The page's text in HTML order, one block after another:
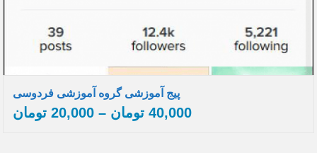
پیج آموزشی گروه آموزشی فردوسی
20,000 تومان – 40,000 تومان